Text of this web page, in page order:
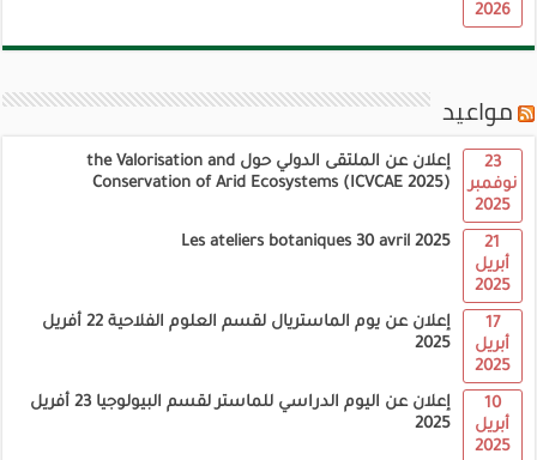
2026
مواعيد
إعلان عن الملتقى الدولي حول the Valorisation and
Conservation of Arid Ecosystems (ICVCAE 2025)
23
نوفمبر
2025
Les ateliers botaniques 30 avril 2025
21
أبريل
2025
إعلان عن يوم الماستريال لقسم العلوم الفلاحية 22 أفريل
2025
17
أبريل
2025
إعلان عن اليوم الدراسي للماستر لقسم البيولوجيا 23 أفريل
2025
10
أبريل
2025